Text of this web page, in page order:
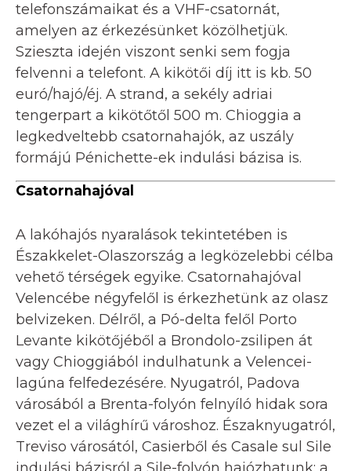
telefonszámaikat és a VHF-csatornát,
amelyen az érkezésünket közölhetjük.
Szieszta idején viszont senki sem fogja
felvenni a telefont. A kikötői díj itt is kb. 50
euró/hajó/éj. A strand, a sekély adriai
tengerpart a kikötőtől 500 m. Chioggia a
legkedveltebb csatornahajók, az uszály
formájú Pénichette-ek indulási bázisa is.
Csatornahajóval
A lakóhajós nyaralások tekintetében is
Északkelet-Olaszország a legközelebbi célba
vehető térségek egyike. Csatornahajóval
Velencébe négyfelől is érkezhetünk az olasz
belvizeken. Délről, a Pó-delta felől Porto
Levante kikötőjéből a Brondolo-zsilipen át
vagy Chioggiából indulhatunk a Velencei-
lagúna felfedezésére. Nyugatról, Padova
városából a Brenta-folyón felnyíló hidak sora
vezet el a világhírű városhoz. Északnyugatról,
Treviso városától, Casierből és Casale sul Sile